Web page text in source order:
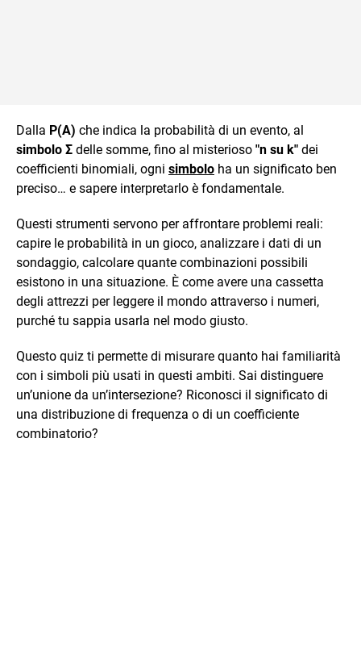
Dalla P(A) che indica la probabilità di un evento, al
simbolo Σ delle somme, fino al misterioso "n su k" dei
coefficienti binomiali, ogni simbolo ha un significato ben
preciso… e sapere interpretarlo è fondamentale.
Questi strumenti servono per affrontare problemi reali:
capire le probabilità in un gioco, analizzare i dati di un
sondaggio, calcolare quante combinazioni possibili
esistono in una situazione. È come avere una cassetta
degli attrezzi per leggere il mondo attraverso i numeri,
purché tu sappia usarla nel modo giusto.
Questo quiz ti permette di misurare quanto hai familiarità
con i simboli più usati in questi ambiti. Sai distinguere
un’unione da un’intersezione? Riconosci il significato di
una distribuzione di frequenza o di un coefficiente
combinatorio?